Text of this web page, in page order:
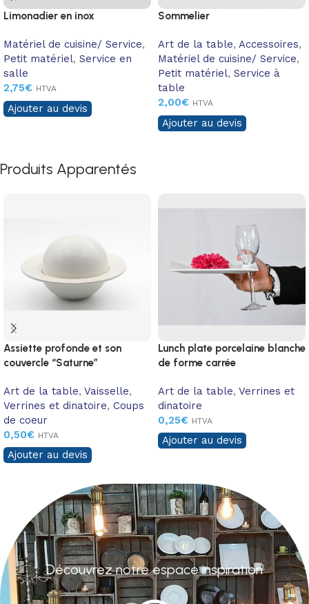
Limonadier en inox
Matériel de cuisine/ Service,
Petit matériel, Service en
salle
2,75€ HTVA
Ajouter au devis
Sommelier
Art de la table, Accessoires,
Matériel de cuisine/ Service,
Petit matériel, Service à
table
2,00€ HTVA
Ajouter au devis
Produits Apparentés
Assiette profonde et son
couvercle “Saturne”
Art de la table, Vaisselle,
Verrines et dinatoire, Coups
de coeur
0,50€ HTVA
Ajouter au devis
Lunch plate porcelaine blanche
de forme carrée
Art de la table, Verrines et
dinatoire
0,25€ HTVA
Ajouter au devis
Découvrez notre espace inspiration